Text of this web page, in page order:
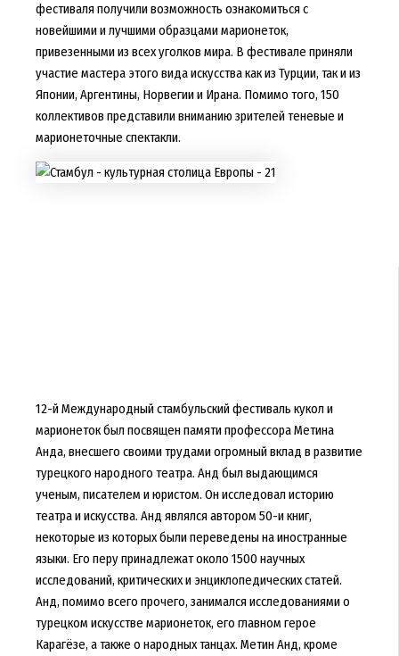
фестиваля получили возможность ознакомиться с
новейшими и лучшими образцами марионеток,
привезенными из всех уголков мира. В фестивале приняли
участие мастера этого вида искусства как из Турции, так и из
Японии, Аргентины, Норвегии и Ирана. Помимо того, 150
коллективов представили вниманию зрителей теневые и
марионеточные спектакли.
12-й Международный стамбульский фестиваль кукол и
марионеток был посвящен памяти профессора Метина
Анда, внесшего своими трудами огромный вклад в развитие
турецкого народного театра. Анд был выдающимся
ученым, писателем и юристом. Он исследовал историю
театра и искусства. Анд являлся автором 50-и книг,
некоторые из которых были переведены на иностранные
языки. Его перу принадлежат около 1500 научных
исследований, критических и энциклопедических статей.
Анд, помимо всего прочего, занимался исследованиями о
турецком искусстве марионеток, его главном герое
Карагёзе, а также о народных танцах. Метин Анд, кроме